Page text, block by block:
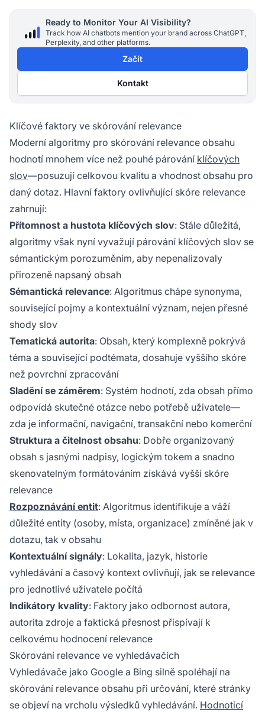
Ready to Monitor Your AI Visibility?
Track how AI chatbots mention your brand across ChatGPT,
Perplexity, and other platforms.
Začít
Kontakt
Klíčové faktory ve skórování relevance
Moderní algoritmy pro skórování relevance obsahu
hodnotí mnohem více než pouhé párování klíčových
slov—posuzují celkovou kvalitu a vhodnost obsahu pro
daný dotaz. Hlavní faktory ovlivňující skóre relevance
zahrnují:
Přítomnost a hustota klíčových slov: Stále důležitá,
algoritmy však nyní vyvažují párování klíčových slov se
sémantickým porozuměním, aby nepenalizovaly
přirozeně napsaný obsah
Sémantická relevance: Algoritmus chápe synonyma,
související pojmy a kontextuální význam, nejen přesné
shody slov
Tematická autorita: Obsah, který komplexně pokrývá
téma a související podtémata, dosahuje vyššího skóre
než povrchní zpracování
Sladění se záměrem: Systém hodnotí, zda obsah přímo
odpovídá skutečné otázce nebo potřebě uživatele—
zda je informační, navigační, transakční nebo komerční
Struktura a čitelnost obsahu: Dobře organizovaný
obsah s jasnými nadpisy, logickým tokem a snadno
skenovatelným formátováním získává vyšší skóre
relevance
Rozpoznávání entit: Algoritmus identifikuje a váží
důležité entity (osoby, místa, organizace) zmíněné jak v
dotazu, tak v obsahu
Kontextuální signály: Lokalita, jazyk, historie
vyhledávání a časový kontext ovlivňují, jak se relevance
pro jednotlivé uživatele počítá
Indikátory kvality: Faktory jako odbornost autora,
autorita zdroje a faktická přesnost přispívají k
celkovému hodnocení relevance
Skórování relevance ve vyhledávačích
Vyhledávače jako Google a Bing silně spoléhají na
skórování relevance obsahu při určování, které stránky
se objeví na vrcholu výsledků vyhledávání. Hodnoticí